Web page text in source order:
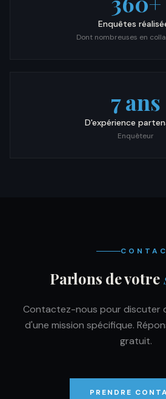
Enquêtes
Dont nombreuses en
7 ans
D'expérience
Enquêteur
Parlons de votre
Contactez-nous pour discuter
d'une mission spécifique.
gratuit.
PRENDRE